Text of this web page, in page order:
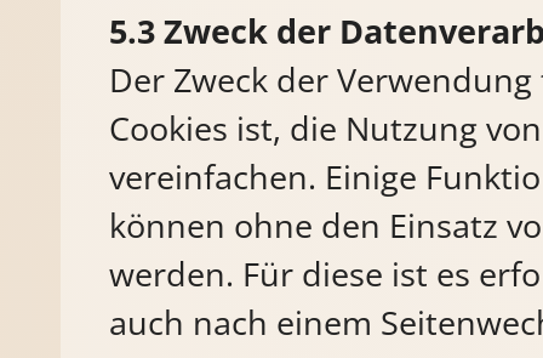
Zweck der
Der Zweck der
Cookies ist, die Nutzung
vereinfachen. Einige
können ohne den Einsatz
werden. Für diese ist es
auch nach einem